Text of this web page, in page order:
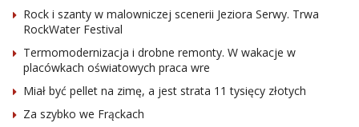
Rock i szanty w malowniczej scenerii Jeziora Serwy. Trwa
RockWater Festival
Termomodernizacja i drobne remonty. W wakacje w
placówkach oświatowych praca wre
Miał być pellet na zimę, a jest strata 11 tysięcy złotych
Za szybko we Frąckach